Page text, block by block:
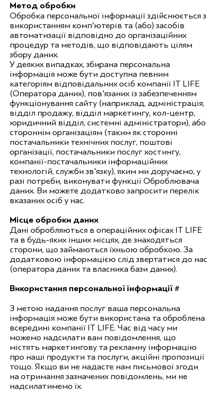
Метод обробки
Обробка персональної інформації здійснюється з
використанням комп'ютерів та (або) засобів
автоматизації відповідно до організаційних
процедур та методів, що відповідають цілям
збору даних.
У деяких випадках, збирана персональна
інформація може бути доступна певним
категоріям відповідальних осіб компанії IT LIFE
(Оператора даних), пов'язаних із забезпеченням
функціонування сайту (наприклад, адміністрація,
відділ продажу, відділ маркетингу, кол-центр,
юридичний відділ, системні адміністратори), або
стороннім організаціям (таким як сторонні
постачальники технічних послуг, поштові
організації, постачальники послуг хостингу,
компанії-постачальники інформаційних
технологій, служби зв'язку), яким ми доручаємо, у
разі потреби, виконувати функції Оброблювача
даних. Ви можете додатково запросити перелік
вказаних осіб у нас.
Місце обробки даних
Дані обробляються в операційних офісах IT LIFE
та в будь-яких інших місцях, де знаходяться
сторони, що займаються їхньою обробкою. За
додатковою інформацією слід звертатися до нас
(оператора даних та власника бази даних).
Використання персональної інформації #
З метою надання послуг ваша персональна
інформація може бути використана та оброблена
всередині компанії IT LIFE. Час від часу ми
можемо надсилати вам повідомлення, що
містять маркетингову та рекламну інформацію
про наші продукти та послуги, акційні пропозиції
тощо. Якщо ви не надасте нам письмової згоди
на отримання зазначених повідомлень, ми не
надсилатимемо їх.